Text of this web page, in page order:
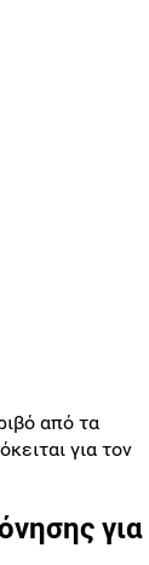
από τα
για τον
για